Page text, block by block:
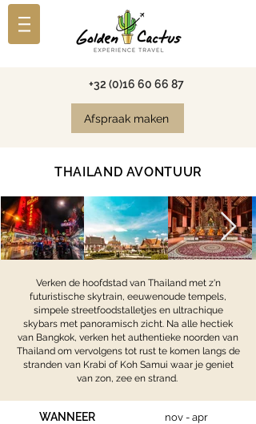
+32 (0)16 60 66 87
Afspraak maken
THAILAND AVONTUUR
Verken de hoofdstad van Thailand met z'n
futuristische skytrain, eeuwenoude tempels,
simpele streetfoodstalletjes en ultrachique
skybars met panoramisch zicht. Na alle hectiek
van Bangkok, verken het authentieke noorden van
Thailand om vervolgens tot rust te komen langs de
stranden van Krabi of Koh Samui waar je geniet
van zon, zee en strand.
WANNEER nov - apr